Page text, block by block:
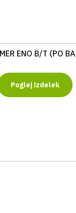
ENO B/T (PO
Poglej izdelek